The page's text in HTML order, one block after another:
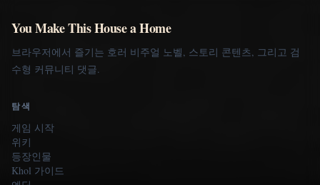
You Make This House a Home
브라우저에서 즐기는 호러 비주얼 노벨, 스토리 콘텐츠, 그리고 검
수형 커뮤니티 댓글.
탐색
게임 시작
위키
등장인물
Khol 가이드